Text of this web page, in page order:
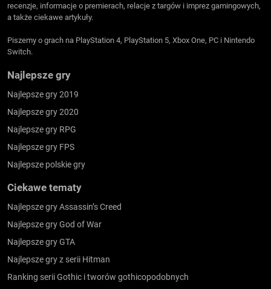
recenzje, informacje o premierach, relacje z targów i imprez gamingowych,
a także ciekawe artykuły.
Piszemy o grach na PlayStation 4, PlayStation 5, Xbox One, PC i Nintendo
Switch.
Najlepsze gry
Najlepsze gry 2019
Najlepsze gry 2020
Najlepsze gry RPG
Najlepsze gry FPS
Najlepsze polskie gry
Ciekawe tematy
Najlepsze gry Assassin’s Creed
Najlepsze gry God of War
Najlepsze gry GTA
Najlepsze gry z serii Hitman
Ranking serii Gothic i tworów gothicopodobnych